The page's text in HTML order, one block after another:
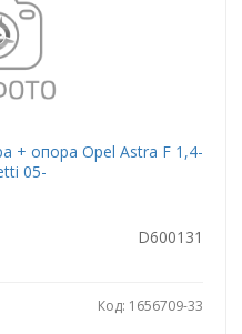
+ опора Opel Astra F 1,4-
05-
D600131
Код: 1656709-33